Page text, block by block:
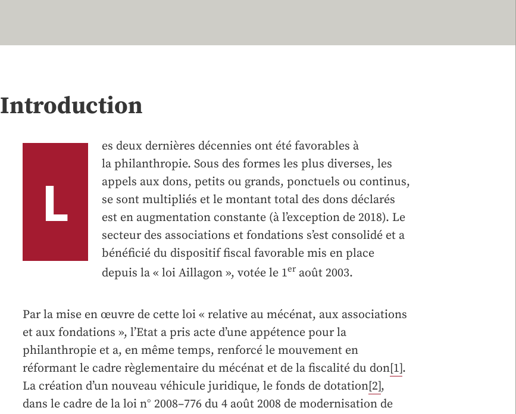
Introduction
L
es deux dernières décennies ont été favorables à
la philanthropie. Sous des formes les plus diverses, les
appels aux dons, petits ou grands, ponctuels ou continus,
se sont multipliés et le montant total des dons déclarés
est en augmentation constante (à l’exception de 2018). Le
secteur des associations et fondations s’est consolidé et a
bénéficié du dispositif fiscal favorable mis en place
depuis la « loi Aillagon », votée le 1eraoût 2003.
Par la mise en œuvre de cette loi « relative au mécénat, aux associations
et aux fondations », l’Etat a pris acte d’une appétence pour la
philanthropie et a, en même temps, renforcé le mouvement en
réformant le cadre règlementaire du mécénat et de la fiscalité du don[1].
La création d’un nouveau véhicule juridique, le fonds de dotation[2],
dans le cadre de la loi n° 2008–776 du 4 août 2008 de modernisation de